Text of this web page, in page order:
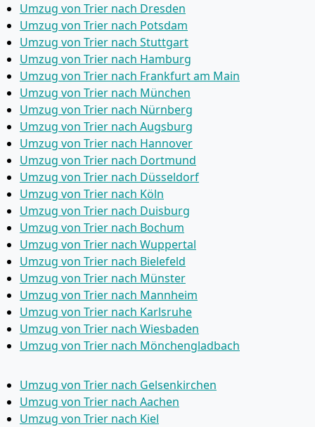
Umzug von Trier nach Dresden
Umzug von Trier nach Potsdam
Umzug von Trier nach Stuttgart
Umzug von Trier nach Hamburg
Umzug von Trier nach Frankfurt am Main
Umzug von Trier nach München
Umzug von Trier nach Nürnberg
Umzug von Trier nach Augsburg
Umzug von Trier nach Hannover
Umzug von Trier nach Dortmund
Umzug von Trier nach Düsseldorf
Umzug von Trier nach Köln
Umzug von Trier nach Duisburg
Umzug von Trier nach Bochum
Umzug von Trier nach Wuppertal
Umzug von Trier nach Bielefeld
Umzug von Trier nach Münster
Umzug von Trier nach Mannheim
Umzug von Trier nach Karlsruhe
Umzug von Trier nach Wiesbaden
Umzug von Trier nach Mönchen­gladbach
Umzug von Trier nach Gelsenkirchen
Umzug von Trier nach Aachen
Umzug von Trier nach Kiel